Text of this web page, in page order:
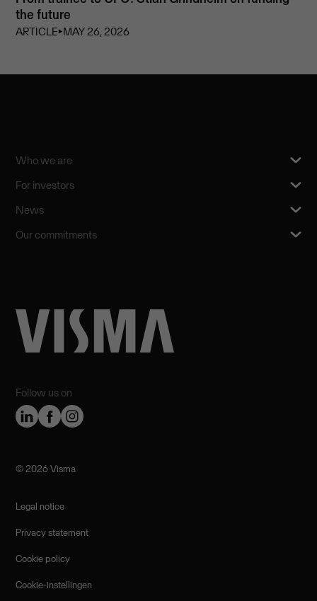
the future
ARTICLE⏵MAY 26, 2026
Follow us on
Who we are
For investors
News
Our commitments
©️ 2026 Visma
Legal notice
Privacy statement
Cookie policy
Cookie-instellingen